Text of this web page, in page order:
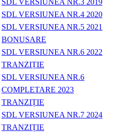
SDL VERSIUNEA NR.4 2020
SDL VERSIUNEA NR.5 2021
BONUSARE
SDL VERSIUNEA NR.6 2022
TRANZIȚIE
SDL VERSIUNEA NR.6
COMPLETARE 2023
TRANZIȚIE
SDL VERSIUNEA NR.7 2024
TRANZIȚIE